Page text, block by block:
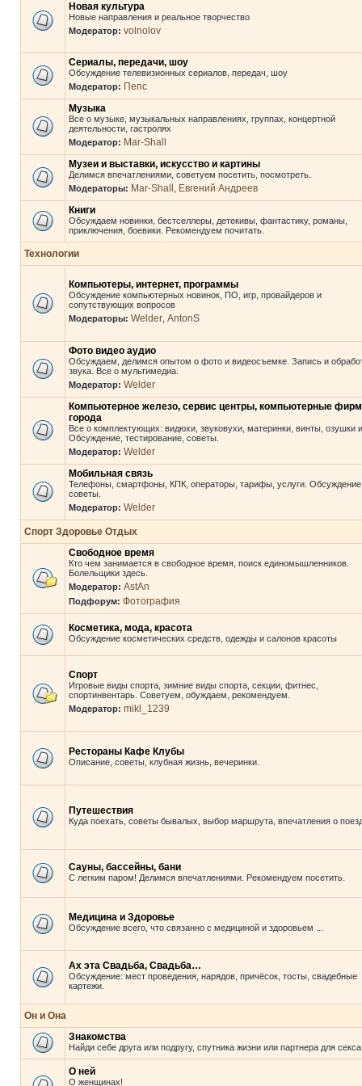
Новая культура
Новые направления и реальное творчество
Модератор: volnolov
Сериалы, передачи, шоу
Обсуждение телевизионных сериалов, передач, шоу
Модератор: Пепс
Музыка
Все о музыке, музыкальных направлениях, группах, концертной
деятельности, гастролях
Модератор: Mar-Shall
Музеи и выставки, искусство и картины
Делимся впечатлениями, советуем посетить, посмотреть.
Модераторы: Mar-Shall
Евгений Андреев
Книги
Обсуждаем новинки, бестселлеры, детекивы, фантастику, романы,
приключения, боевики. Рекомендуем почитать.
Технологии
Компьютеры, интернет, программы
Обсуждение компьютерных новинок, ПО, игр, провайдеров и
сопутствующих вопросов
Модераторы: Welder AntonS
Фото видео аудио
Обсуждаем, делимся опытом о фото и видеосъемке. Запись и
звука. Все о мультимедиа.
Модератор: Welder
Компьютерное железо, сервис центры, компьютерные
города
Все о комплектующих: видюхи, звуковухи, материнки, винты, озушки
Обсуждение, тестирование, советы.
Модератор: Welder
Мобильная связь
Телефоны, смартфоны, КПК, операторы, тарифы, услуги.
советы.
Модератор: Welder
Спорт Здоровье Отдых
Свободное время
Кто чем занимается в свободное время, поиск единомышленников.
Болельщики здесь.
Модератор: AstAn
Подфорум: Фотография
Косметика, мода, красота
Обсуждение косметических средств, одежды и салонов красоты
Спорт
Игровые виды спорта, зимние виды спорта, секции, фитнес,
спортинвентарь. Советуем, обуждаем, рекомендуем.
Модератор: mikl_1239
Рестораны Кафе Клубы
Описание, советы, клубная жизнь, вечеринки.
Путешествия
Куда поехать, советы бывалых, выбор маршрута, впечатления о
Сауны, бассейны, бани
С легким паром! Делимся впечатлениями. Рекомендуем посетить.
Медицина и Здоровье
Обсуждение всего, что связанно с медициной и здоровьем ...
Ах эта Свадьба, Свадьба…
Обсуждение: мест проведения, нарядов, причёсок, тосты, свадебные
картежи.
Он и Она
Знакомства
Найди себе друга или подругу, спутника жизни или партнера для
О ней
О женщинах!